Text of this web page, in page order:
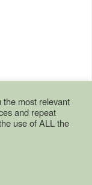
most relevant
and repeat
use of ALL the